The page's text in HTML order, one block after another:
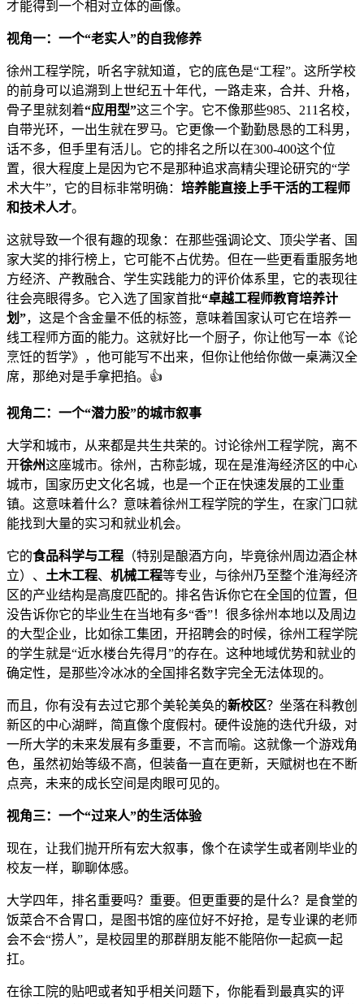
才能得到一个相对立体的画像。
视角一：一个“老实人”的自我修养
徐州工程学院，听名字就知道，它的底色是“工程”。这所学校
的前身可以追溯到上世纪五十年代，一路走来，合并、升格，
骨子里就刻着“应用型”这三个字。它不像那些985、211名校，
自带光环，一出生就在罗马。它更像一个勤勤恳恳的工科男，
话不多，但手里有活儿。它的排名之所以在300-400这个位
置，很大程度上是因为它不是那种追求高精尖理论研究的“学
术大牛”，它的目标非常明确： 培养能直接上手干活的工程师
和技术人才。
这就导致一个很有趣的现象：在那些强调论文、顶尖学者、国
家大奖的排行榜上，它可能不占优势。但在一些更看重服务地
方经济、产教融合、学生实践能力的评价体系里，它的表现往
往会亮眼得多。它入选了国家首批“卓越工程师教育培养计
划”，这是个含金量不低的标签，意味着国家认可它在培养一
线工程师方面的能力。这就好比一个厨子，你让他写一本《论
烹饪的哲学》，他可能写不出来，但你让他给你做一桌满汉全
席，那绝对是手拿把掐。👍
视角二：一个“潜力股”的城市叙事
大学和城市，从来都是共生共荣的。讨论徐州工程学院，离不
开徐州这座城市。徐州，古称彭城，现在是淮海经济区的中心
城市，国家历史文化名城，也是一个正在快速发展的工业重
镇。这意味着什么？意味着徐州工程学院的学生，在家门口就
能找到大量的实习和就业机会。
它的食品科学与工程 （特别是酿酒方向，毕竟徐州周边酒企林
立）、 土木工程、 机械工程等专业，与徐州乃至整个淮海经济
区的产业结构是高度匹配的。排名告诉你它在全国的位置，但
没告诉你它的毕业生在当地有多“香”！很多徐州本地以及周边
的大型企业，比如徐工集团，开招聘会的时候，徐州工程学院
的学生就是“近水楼台先得月”的存在。这种地域优势和就业的
确定性，是那些冷冰冰的全国排名数字完全无法体现的。
而且，你有没有去过它那个美轮美奂的新校区？坐落在科教创
新区的中心湖畔，简直像个度假村。硬件设施的迭代升级，对
一所大学的未来发展有多重要，不言而喻。这就像一个游戏角
色，虽然初始等级不高，但装备一直在更新，天赋树也在不断
点亮，未来的成长空间是肉眼可见的。
视角三：一个“过来人”的生活体验
现在，让我们抛开所有宏大叙事，像个在读学生或者刚毕业的
校友一样，聊聊体感。
大学四年，排名重要吗？重要。但更重要的是什么？是食堂的
饭菜合不合胃口，是图书馆的座位好不好抢，是专业课的老师
会不会“捞人”，是校园里的那群朋友能不能陪你一起疯一起
扛。
在徐工院的贴吧或者知乎相关问题下，你能看到最真实的评